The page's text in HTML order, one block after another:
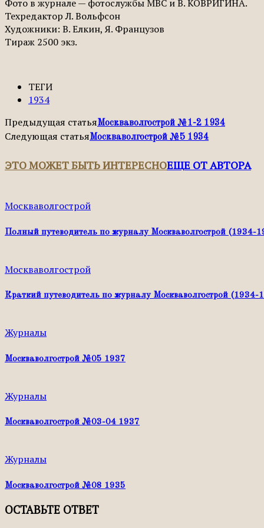
Фото в журнале — фотослужбы МВС и В. КОВРИГИНА.
Техредактор Л. Вольфсон
Художники: В. Елкин, Я. Французов
Тираж 2500 экз.
ТЕГИ
1934
Предыдущая статьяМоскваволгострой №1-2 1934
Следующая статьяМоскваволгострой №5 1934
ЭТО МОЖЕТ БЫТЬ ИНТЕРЕСНОЕЩЕ ОТ АВТОРА
Москваволгострой
Полный путеводитель по журналу Москваволгострой (1934-
Москваволгострой
Краткий путеводитель по журналу Москваволгострой (1934-
Журналы
Москваволгострой №05 1937
Журналы
Москваволгострой №03-04 1937
Журналы
Москваволгострой №08 1935
ОСТАВЬТЕ ОТВЕТ